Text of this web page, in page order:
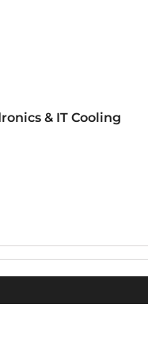
& IT Cooling